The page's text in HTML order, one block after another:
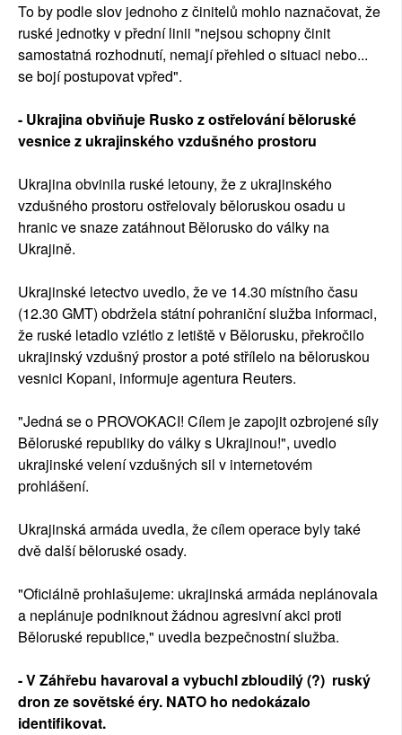
To by podle slov jednoho z činitelů mohlo naznačovat, že
ruské jednotky v přední linii "nejsou schopny činit
samostatná rozhodnutí, nemají přehled o situaci nebo...
se bojí postupovat vpřed".
- Ukrajina obviňuje Rusko z ostřelování běloruské
vesnice z ukrajinského vzdušného prostoru
Ukrajina obvinila ruské letouny, že z ukrajinského
vzdušného prostoru ostřelovaly běloruskou osadu u
hranic ve snaze zatáhnout Bělorusko do války na
Ukrajině.
Ukrajinské letectvo uvedlo, že ve 14.30 místního času
(12.30 GMT) obdržela státní pohraniční služba informaci,
že ruské letadlo vzlétlo z letiště v Bělorusku, překročilo
ukrajinský vzdušný prostor a poté střílelo na běloruskou
vesnici Kopani, informuje agentura Reuters.
"Jedná se o PROVOKACI! Cílem je zapojit ozbrojené síly
Běloruské republiky do války s Ukrajinou!", uvedlo
ukrajinské velení vzdušných sil v internetovém
prohlášení.
Ukrajinská armáda uvedla, že cílem operace byly také
dvě další běloruské osady.
"Oficiálně prohlašujeme: ukrajinská armáda neplánovala
a neplánuje podniknout žádnou agresivní akci proti
Běloruské republice," uvedla bezpečnostní služba.
- V Záhřebu havaroval a vybuchl zbloudilý (?) ruský
dron ze sovětské éry. NATO ho nedokázalo
identifikovat.